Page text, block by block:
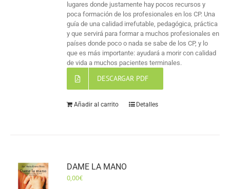
lugares donde justamente hay pocos recursos y
poca formación de los profesionales en los CP. Una
guía de una calidad irrefutable, pedagógica, práctica
y que servirá para formar a muchos profesionales en
países donde poco o nada se sabe de los CP, y lo
que es más importante: ayudará a morir con calidad
de vida a muchos pacientes terminales.
DESCARGAR PDF
Añadir al carrito Detalles
DAME LA MANO
0,00€